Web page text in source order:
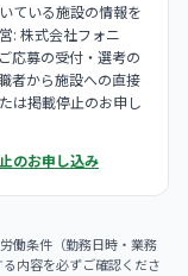
ている施設の情報を
: 株式会社フォニ
応募の受付・選考の
者から施設への直接
は掲載停止のお申し
のお申し込み
働条件（勤務日時・業務
内容を必ずご確認くださ